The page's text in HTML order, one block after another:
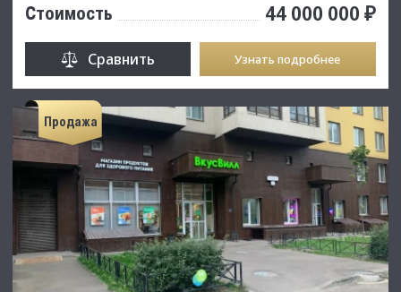
Стоимость 44 000 000 ₽
Сравнить Узнать подробнее
Продажа